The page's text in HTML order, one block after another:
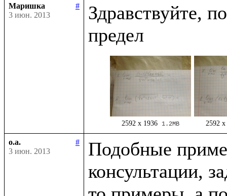
Маришка
#
3 июн. 2013
Здравствуйте,
2592 x 1936 1.2MB 2592 x
o.a.
#
3 июн. 2013
Подобные
консультации,